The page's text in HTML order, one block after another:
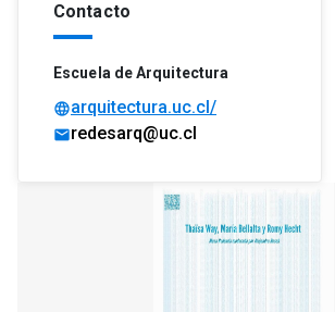
Contacto
Escuela de Arquitectura
languagearquitectura.uc.cl/
mailredesarq@uc.cl